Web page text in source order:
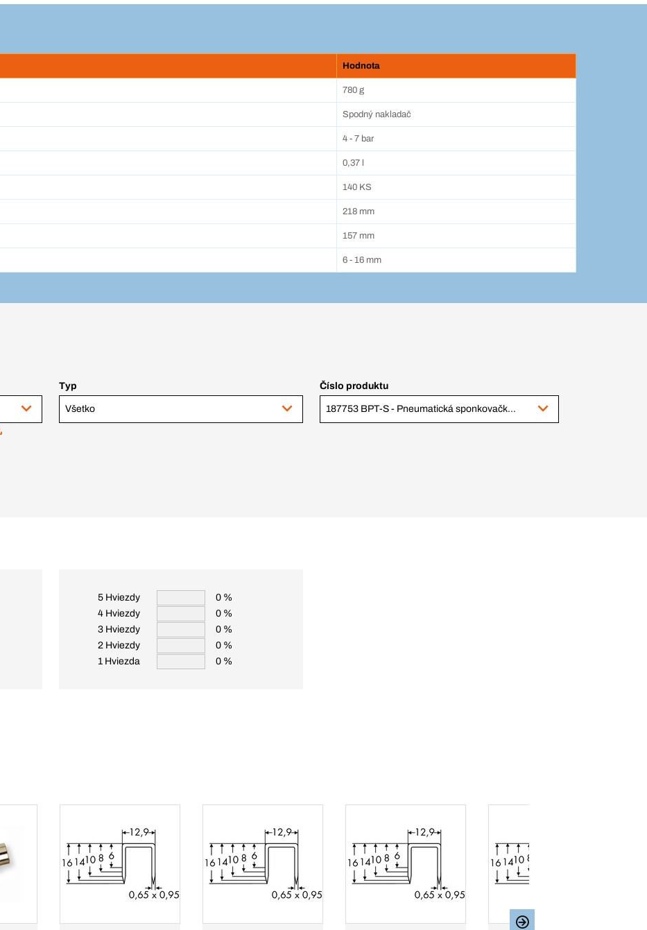
Hodnota
780 g
Spodný nakladač
4 - 7 bar
0,37 l
140 KS
218 mm
157 mm
6 - 16 mm
Typ
Všetko
Číslo produktu
187753 BPT-S - Pneumatická sponkovačka S80-06-16
5 Hviezdy
0 %
4 Hviezdy
0 %
3 Hviezdy
0 %
2 Hviezdy
0 %
1 Hviezda
0 %